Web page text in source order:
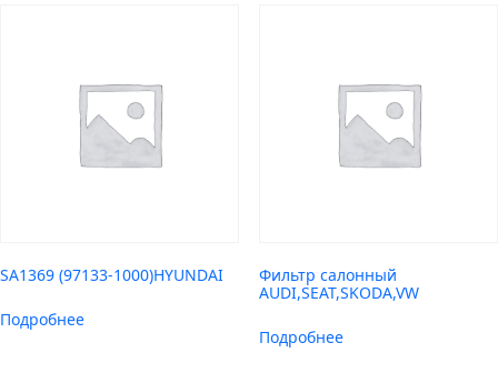
SA1369 (97133-1000)HYUNDAI
Подробнее
Фильтр салонный
AUDI,SEAT,SKODA,VW
Подробнее